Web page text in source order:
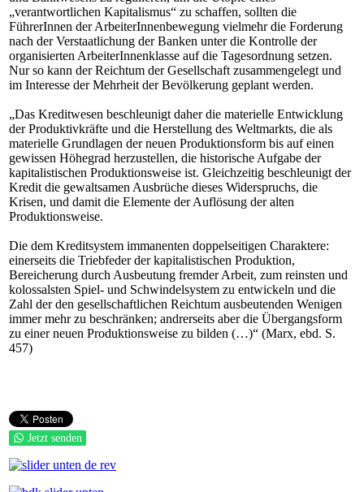
„verantwortlichen Kapitalismus“ zu schaffen, sollten die
FührerInnen der ArbeiterInnenbewegung vielmehr die Forderung
nach der Verstaatlichung der Banken unter die Kontrolle der
organisierten ArbeiterInnenklasse auf die Tagesordnung setzen.
Nur so kann der Reichtum der Gesellschaft zusammengelegt und
im Interesse der Mehrheit der Bevölkerung geplant werden.
„Das Kreditwesen beschleunigt daher die materielle Entwicklung
der Produktivkräfte und die Herstellung des Weltmarkts, die als
materielle Grundlagen der neuen Produktionsform bis auf einen
gewissen Höhegrad herzustellen, die historische Aufgabe der
kapitalistischen Produktionsweise ist. Gleichzeitig beschleunigt der
Kredit die gewaltsamen Ausbrüche dieses Widerspruchs, die
Krisen, und damit die Elemente der Auflösung der alten
Produktionsweise.
Die dem Kreditsystem immanenten doppelseitigen Charaktere:
einerseits die Triebfeder der kapitalistischen Produktion,
Bereicherung durch Ausbeutung fremder Arbeit, zum reinsten und
kolossalsten Spiel- und Schwindelsystem zu entwickeln und die
Zahl der den gesellschaftlichen Reichtum ausbeutenden Wenigen
immer mehr zu beschränken; andrerseits aber die Übergangsform
zu einer neuen Produktionsweise zu bilden (…)“ (Marx, ebd. S.
457)
Jetzt senden